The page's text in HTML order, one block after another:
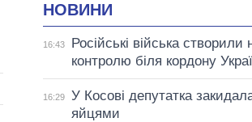
НОВИНИ
16:43
Російські війська створили
контролю біля кордону
16:29
У Косові депутатка
яйцями